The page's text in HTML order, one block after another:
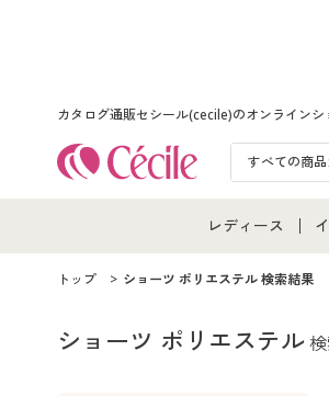
カタログ通販セシール(cecile)のオンラインシ
レディース
レディース通販す
レディースファ
トップ ショーツ ポリエステル 検索結果
ショーツ ポリエステル